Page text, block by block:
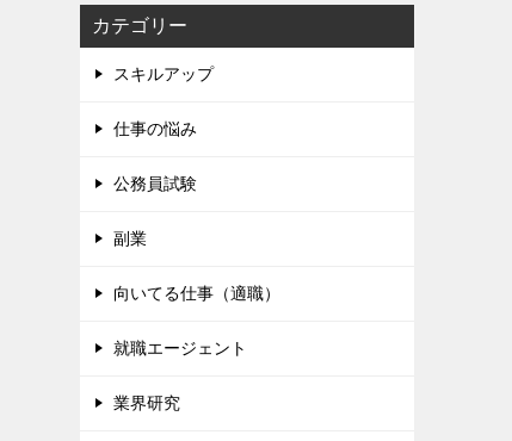
カテゴリー
スキルアップ
仕事の悩み
公務員試験
副業
向いてる仕事（適職）
就職エージェント
業界研究